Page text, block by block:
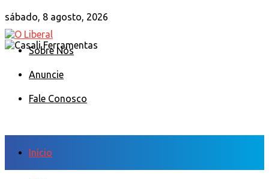
sábado, 8 agosto, 2026
Sobre Nós
Anuncie
Fale Conosco
Início